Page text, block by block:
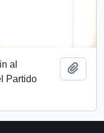
al
Partido